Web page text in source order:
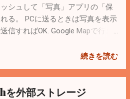
「Portfolio」というiPhoneアプ
200円ぐらい...
シュして「写真」アプリの「保
る。 PCに送るときは写真を表示
信すればOK. Google Mapで行き
続きを読む
外部ストレージ